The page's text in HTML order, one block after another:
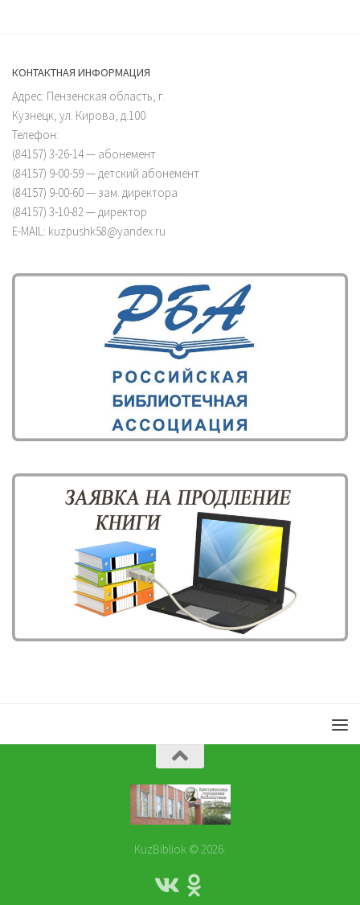
КОНТАКТНАЯ ИНФОРМАЦИЯ
Адрес: Пензенская область, г.
Кузнецк, ул. Кирова, д.100
Телефон:
(84157) 3-26-14 — абонемент
(84157) 9-00-59 — детский абонемент
(84157) 9-00-60 — зам. директора
(84157) 3-10-82 — директор
E-MAIL: kuzpushk58@yandex.ru
KuzBibliok © 2026.